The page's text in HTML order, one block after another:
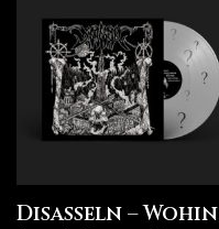
Disasseln – Wohin